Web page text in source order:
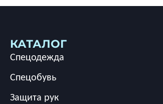
КАТАЛОГ
Спецодежда
Спецобувь
Защита рук